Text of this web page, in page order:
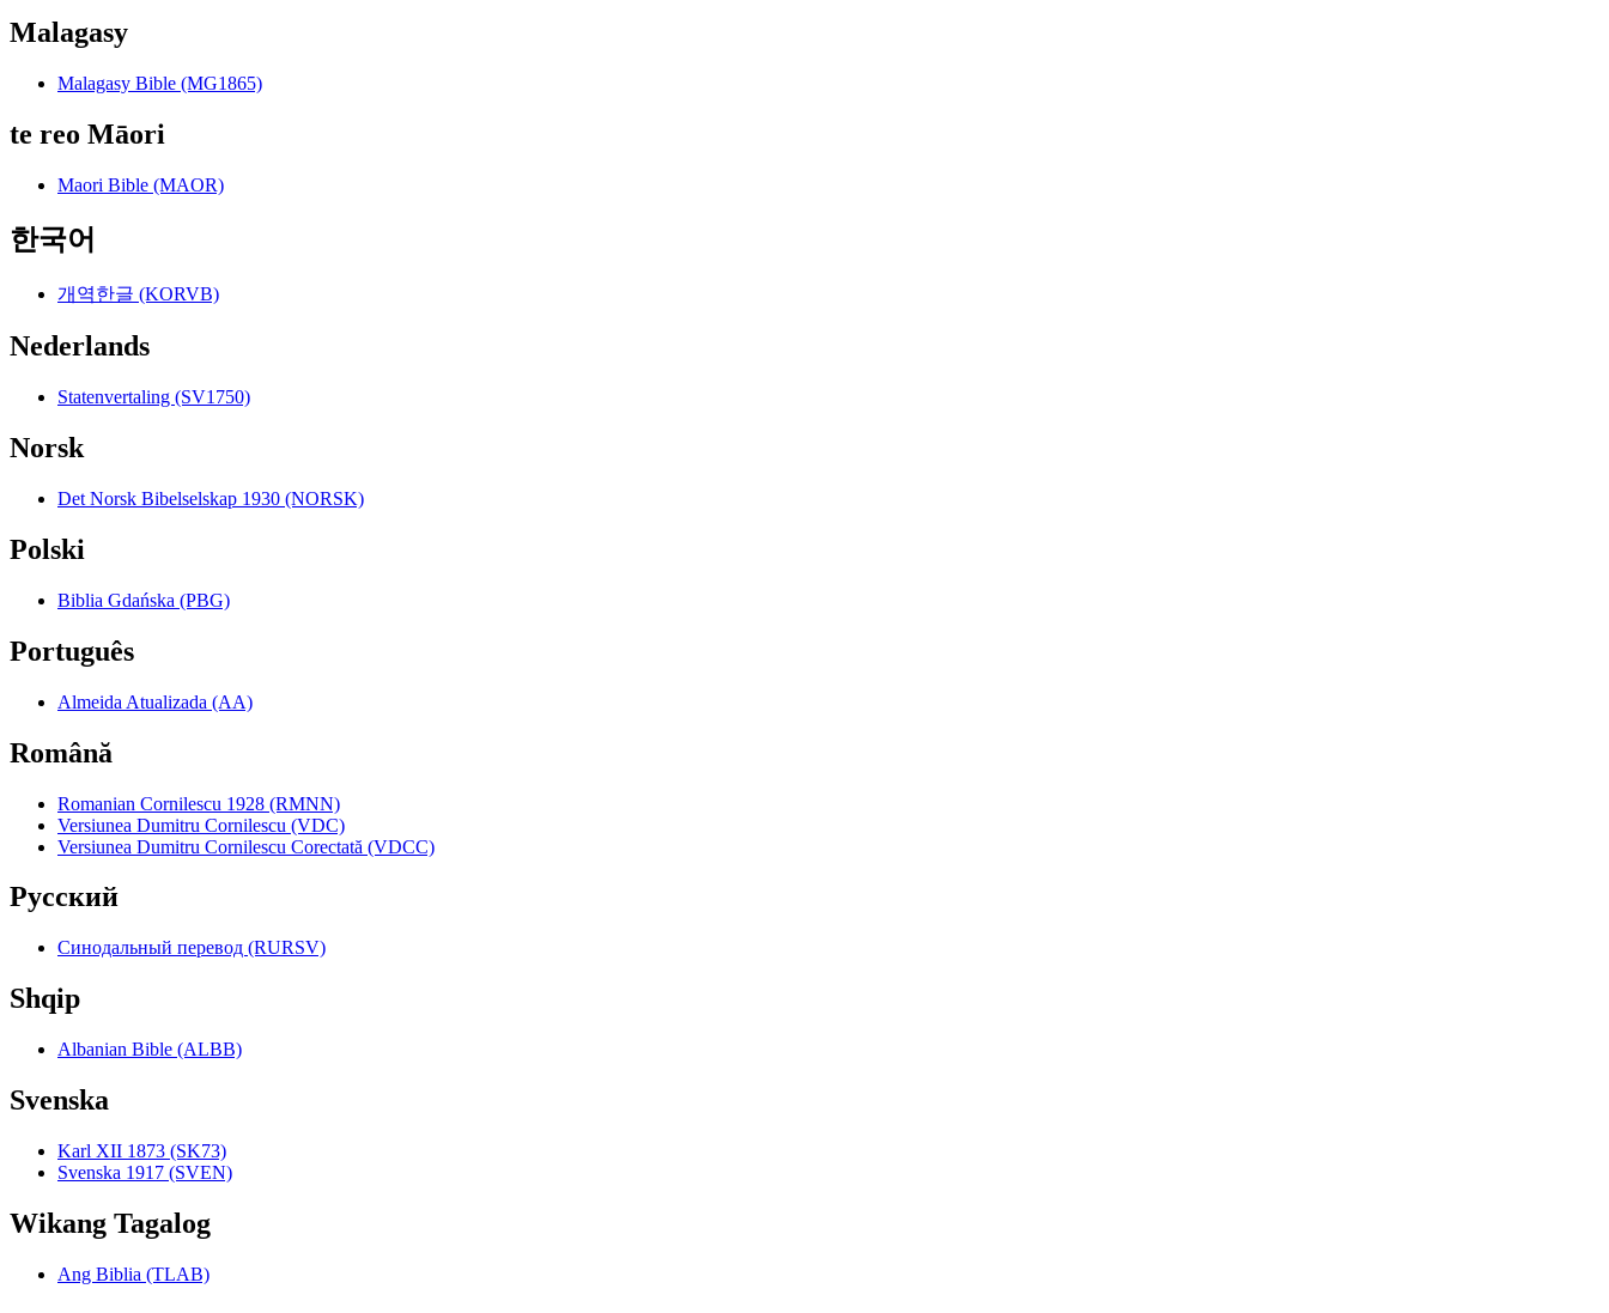
Malagasy
Malagasy Bible (MG1865)
te reo Māori
Maori Bible (MAOR)
한국어
개역한글 (KORVB)
Nederlands
Statenvertaling (SV1750)
Norsk
Det Norsk Bibelselskap 1930 (NORSK)
Polski
Biblia Gdańska (PBG)
Português
Almeida Atualizada (AA)
Română
Romanian Cornilescu 1928 (RMNN)
Versiunea Dumitru Cornilescu (VDC)
Versiunea Dumitru Cornilescu Corectată (VDCC)
Pyccкий
Синодальный перевод (RURSV)
Shqip
Albanian Bible (ALBB)
Svenska
Karl XII 1873 (SK73)
Svenska 1917 (SVEN)
Wikang Tagalog
Ang Biblia (TLAB)